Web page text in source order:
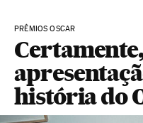
PRÊMIOS OSCAR
história do